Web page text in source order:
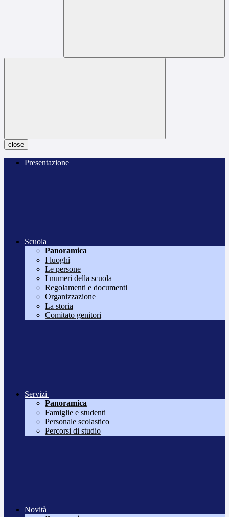
close
Presentazione
Scuola
Panoramica
I luoghi
Le persone
I numeri della scuola
Regolamenti e documenti
Organizzazione
La storia
Comitato genitori
Servizi
Panoramica
Famiglie e studenti
Personale scolastico
Percorsi di studio
Novità